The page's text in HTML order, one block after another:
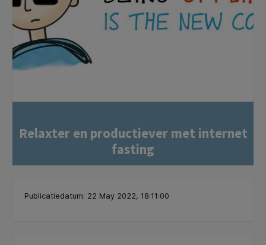
Relaxter en productiever met internet
fasting
Publicatiedatum: 22 May 2022, 18:11:00